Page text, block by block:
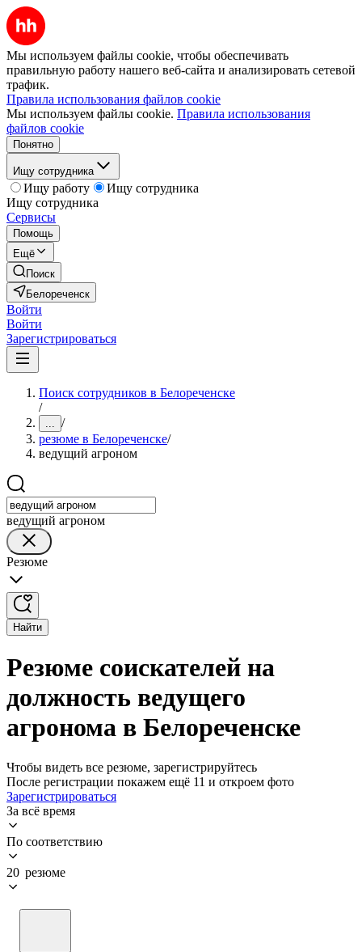
Мы используем файлы cookie, чтобы обеспечивать
правильную работу нашего веб-сайта и анализировать сетевой
трафик.
Правила использования файлов cookie
Мы используем файлы cookie. Правила использования
файлов cookie
Понятно
Ищу сотрудника
Ищу работу
Ищу сотрудника
Ищу сотрудника
Сервисы
Помощь
Ещё
Поиск
Белореченск
Войти
Войти
Зарегистрироваться
Поиск сотрудников в Белореченске
/
... /
резюме в Белореченске/
ведущий агроном
ведущий агроном
Резюме
Найти
Резюме соискателей на
должность ведущего
агронома в Белореченске
Чтобы видеть все резюме, зарегистрируйтесь
После регистрации покажем ещё 11 и откроем фото
Зарегистрироваться
За всё время
По соответствию
20 резюме